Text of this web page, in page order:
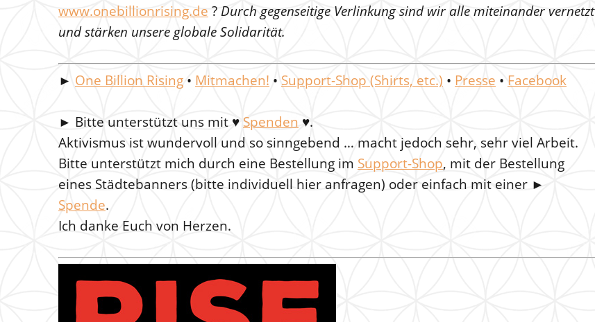
www.onebillionrising.de ? Durch gegenseitige Verlinkung sind wir alle miteinander vernetzt
und stärken unsere globale Solidarität.
► One Billion Rising • Mitmachen! • Support-Shop (Shirts, etc.) • Presse • Facebook
► Bitte unterstützt uns mit ♥ Spenden ♥.
Aktivismus ist wundervoll und so sinngebend … macht jedoch sehr, sehr viel Arbeit.
Bitte unterstützt mich durch eine Bestellung im Support-Shop, mit der Bestellung
eines Städtebanners (bitte individuell hier anfragen) oder einfach mit einer ►
Spende.
Ich danke Euch von Herzen.